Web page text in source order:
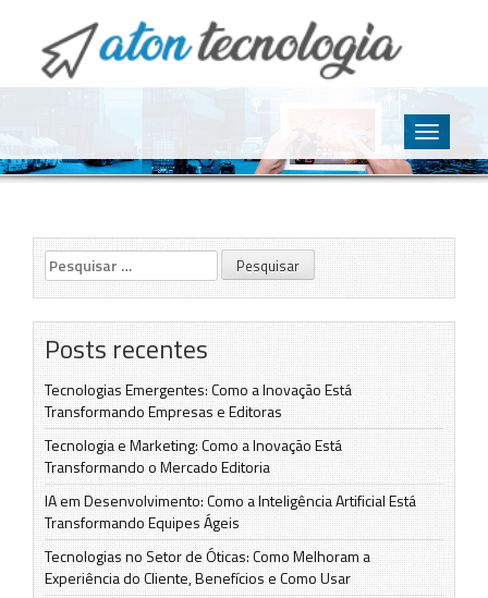
O point da Tecnologia
Toggle
Pesquisar
por:
Posts recentes
Tecnologias Emergentes: Como a Inovação Está
Transformando Empresas e Editoras
Tecnologia e Marketing: Como a Inovação Está
Transformando o Mercado Editoria
IA em Desenvolvimento: Como a Inteligência Artificial Está
Transformando Equipes Ágeis
Tecnologias no Setor de Óticas: Como Melhoram a
Experiência do Cliente, Benefícios e Como Usar